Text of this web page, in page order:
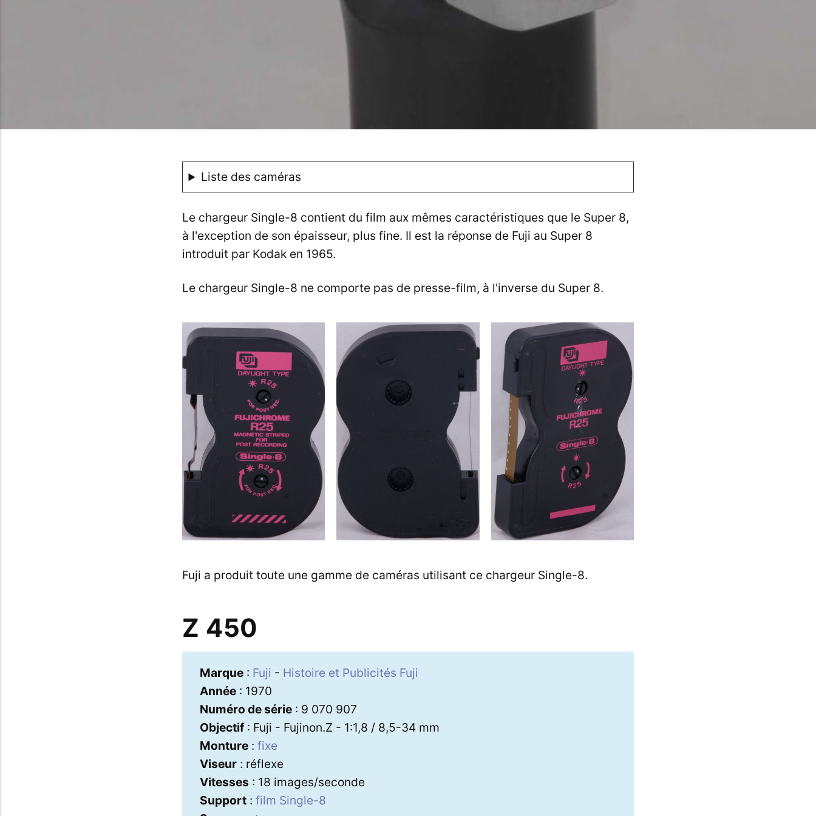
Liste des caméras
Le chargeur Single-8 contient du film aux mêmes caractéristiques que le Super 8,
à l'exception de son épaisseur, plus fine. Il est la réponse de Fuji au Super 8
introduit par Kodak en 1965.
Le chargeur Single-8 ne comporte pas de presse-film, à l'inverse du Super 8.
Fuji a produit toute une gamme de caméras utilisant ce chargeur Single-8.
Z 450
Marque: Fuji - Histoire et Publicités Fuji
Année: 1970
Numéro de série: 9 070 907
Objectif: Fuji - Fujinon.Z - 1:1,8 / 8,5-34 mm
Monture: fixe
Viseur: réflexe
Vitesses : 18 images/seconde
Support: film Single-8